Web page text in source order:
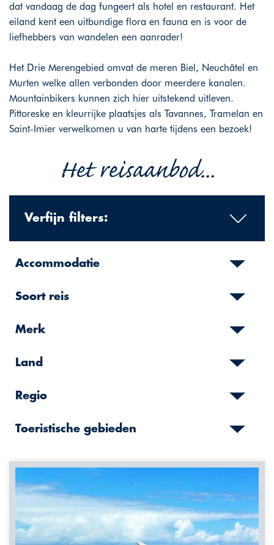
dat vandaag de dag fungeert als hotel en restaurant. Het
eiland kent een uitbundige flora en fauna en is voor de
liefhebbers van wandelen een aanrader!
Het Drie Merengebied omvat de meren Biel, Neuchâtel en
Murten welke allen verbonden door meerdere kanalen.
Mountainbikers kunnen zich hier uitstekend uitleven.
Pittoreske en kleurrijke plaatsjes als Tavannes, Tramelan en
Saint-Imier verwelkomen u van harte tijdens een bezoek!
Het reisaanbod...
Verfijn filters:
Accommodatie
Soort reis
Merk
Land
Regio
Toeristische gebieden